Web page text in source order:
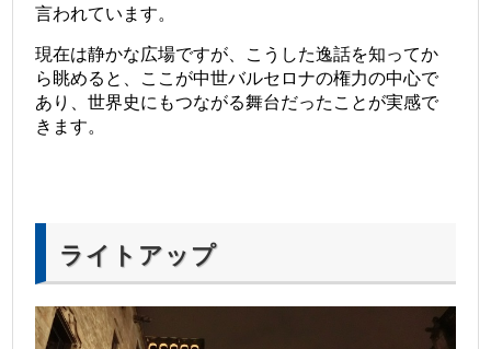
言われています。
現在は静かな広場ですが、こうした逸話を知ってか
ら眺めると、ここが中世バルセロナの権力の中心で
あり、世界史にもつながる舞台だったことが実感で
きます。
ライトアップ